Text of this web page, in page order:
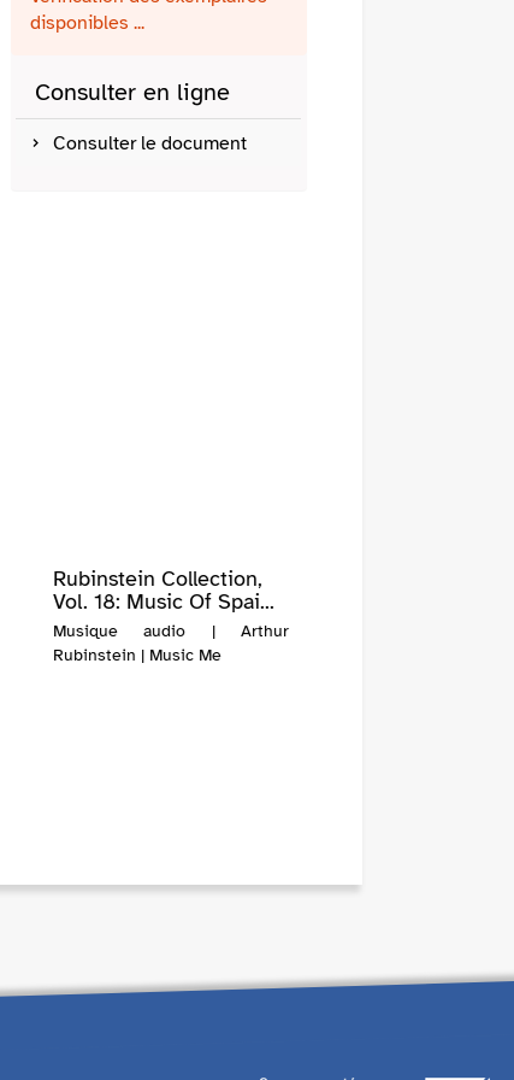
disponibles ...
Consulter en ligne
Consulter le document
Rubinstein Collection,
Vol. 18: Music Of Spai...
Musique audio | Arthur
Rubinstein | Music Me